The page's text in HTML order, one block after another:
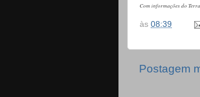
Com informações do Terra
às 08:39
Postagem